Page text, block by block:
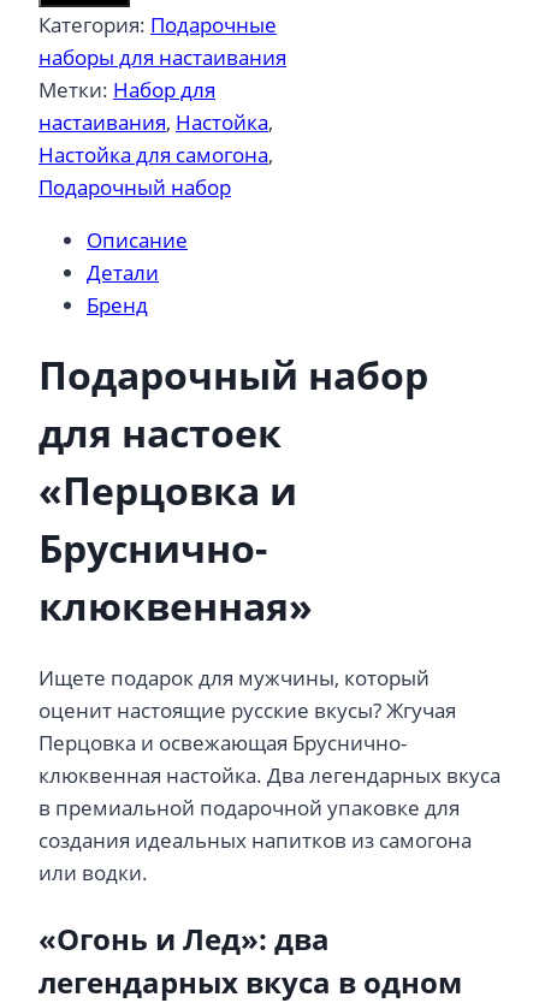
Подарочный
набор
0,5
л
Перцовка
/
клюквенная
Категория: Подарочные
наборы для настаивания
Метки: Набор для
настаивания, Настойка,
Настойка для самогона,
Подарочный набор
Описание
Детали
Бренд
Подарочный набор
для настоек
«Перцовка и
Бруснично-
клюквенная»
Ищете подарок для мужчины, который
оценит настоящие русские вкусы? Жгучая
Перцовка и освежающая Бруснично-
клюквенная настойка. Два легендарных вкуса
в премиальной подарочной упаковке для
создания идеальных напитков из самогона
или водки.
«Огонь и Лед»: два
легендарных вкуса в одном